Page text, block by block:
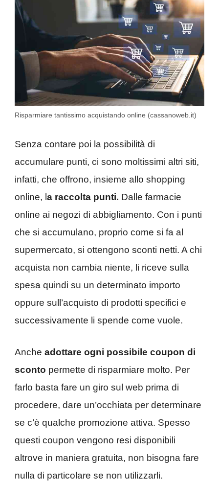
Risparmiare tantissimo acquistando online (cassanoweb.it)
Senza contare poi la possibilità di
accumulare punti, ci sono moltissimi altri siti,
infatti, che offrono, insieme allo shopping
online, l a raccolta punti. Dalle farmacie
online ai negozi di abbigliamento. Con i punti
che si accumulano, proprio come si fa al
supermercato, si ottengono sconti netti. A chi
acquista non cambia niente, li riceve sulla
spesa quindi su un determinato importo
oppure sull’acquisto di prodotti specifici e
successivamente li spende come vuole.
Anche adottare ogni possibile coupon di
sconto permette di risparmiare molto. Per
farlo basta fare un giro sul web prima di
procedere, dare un’occhiata per determinare
se c’è qualche promozione attiva. Spesso
questi coupon vengono resi disponibili
altrove in maniera gratuita, non bisogna fare
nulla di particolare se non utilizzarli.